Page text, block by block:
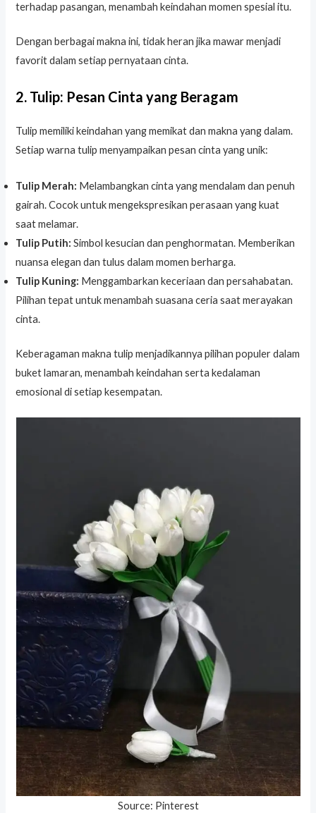
terhadap pasangan, menambah keindahan momen spesial itu.
Dengan berbagai makna ini, tidak heran jika mawar menjadi
favorit dalam setiap pernyataan cinta.
2. Tulip: Pesan Cinta yang Beragam
Tulip memiliki keindahan yang memikat dan makna yang dalam.
Setiap warna tulip menyampaikan pesan cinta yang unik:
Tulip Merah: Melambangkan cinta yang mendalam dan penuh
gairah. Cocok untuk mengekspresikan perasaan yang kuat
saat melamar.
Tulip Putih: Simbol kesucian dan penghormatan. Memberikan
nuansa elegan dan tulus dalam momen berharga.
Tulip Kuning: Menggambarkan keceriaan dan persahabatan.
Pilihan tepat untuk menambah suasana ceria saat merayakan
cinta.
Keberagaman makna tulip menjadikannya pilihan populer dalam
buket lamaran, menambah keindahan serta kedalaman
emosional di setiap kesempatan.
Source: Pinterest